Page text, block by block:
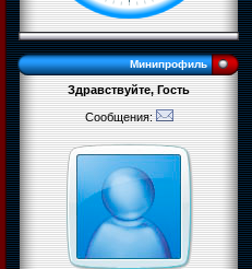
Минипрофиль
Здравствуйте, Гость
Сообщения: